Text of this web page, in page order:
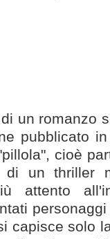
un romanzo
pubblicato
cioè
di un thriller
attento
capisce solo